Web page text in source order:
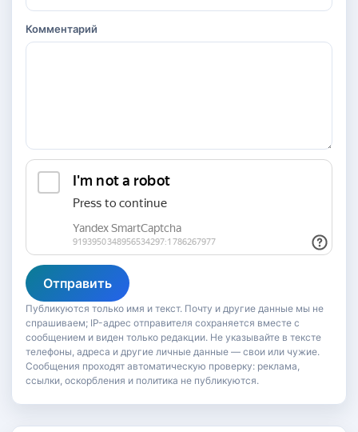
Комментарий
Отправить
Публикуются только имя и текст. Почту и другие данные мы не
спрашиваем; IP-адрес отправителя сохраняется вместе с
сообщением и виден только редакции. Не указывайте в тексте
телефоны, адреса и другие личные данные — свои или чужие.
Сообщения проходят автоматическую проверку: реклама,
ссылки, оскорбления и политика не публикуются.